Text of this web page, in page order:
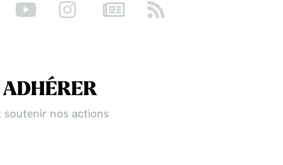
ADHÉRER
soutenir nos actions